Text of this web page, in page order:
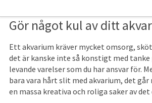
Gör något kul av ditt
Ett akvarium kräver mycket omsorg,
det är kanske inte så konstigt med
levande varelser som du har ansvar för.
bara vara hårt slit med akvarium, det
en massa kreativa och roliga saker av det